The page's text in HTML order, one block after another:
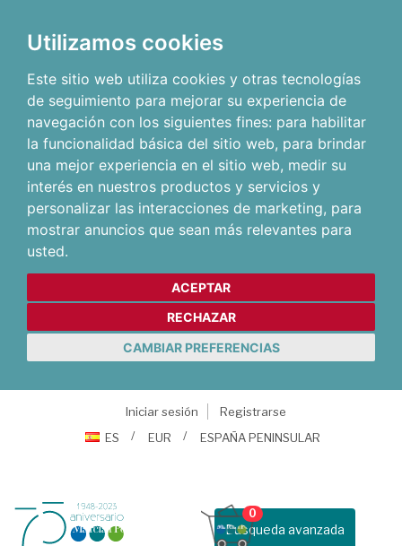
Utilizamos cookies
Este sitio web utiliza cookies y otras tecnologías
de seguimiento para mejorar su experiencia de
navegación con los siguientes fines: para habilitar
la funcionalidad básica del sitio web, para brindar
una mejor experiencia en el sitio web, medir su
interés en nuestros productos y servicios y
personalizar las interacciones de marketing, para
mostrar anuncios que sean más relevantes para
usted.
ACEPTAR
RECHAZAR
CAMBIAR PREFERENCIAS
Iniciar sesión
Registrarse
ES
EUR ESPAÑA PENINSULAR
Busqueda avanzada
0